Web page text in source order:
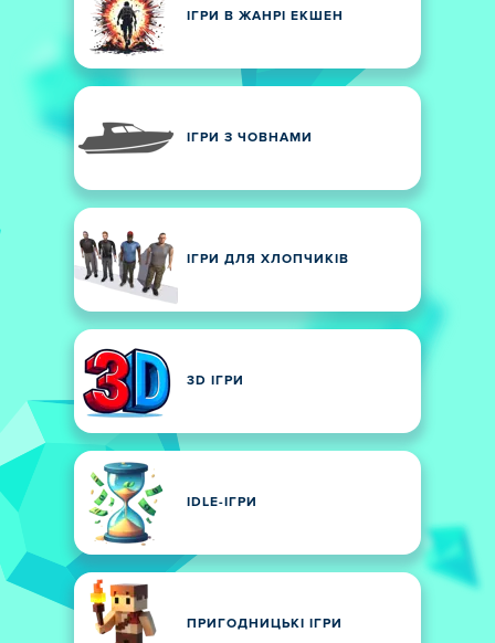
ІГРИ В ЖАНРІ ЕКШЕН
ІГРИ З ЧОВНАМИ
ІГРИ ДЛЯ ХЛОПЧИКІВ
3D ІГРИ
IDLE-ІГРИ
ПРИГОДНИЦЬКІ ІГРИ